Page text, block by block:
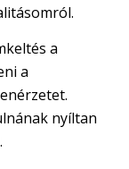
a
a
nyíltan